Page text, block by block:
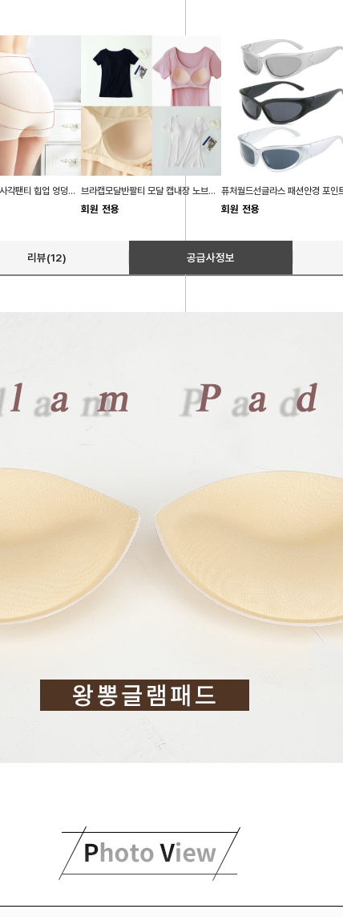
자바쥬 라인힙업사각팬티 힙업 엉덩이 보정속옷 브라캡모달반팔티 모달 캡내장 노브라 일체형 티셔츠
회원 전용 회원 전용
리뷰(12) 공급사정보